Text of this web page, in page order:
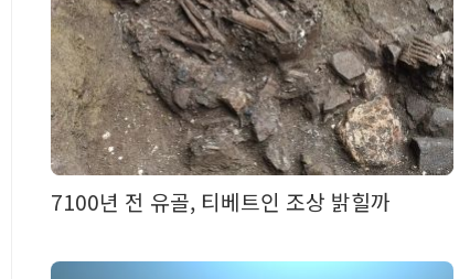
7100년 전 유골, 티베트인 조상 밝힐까